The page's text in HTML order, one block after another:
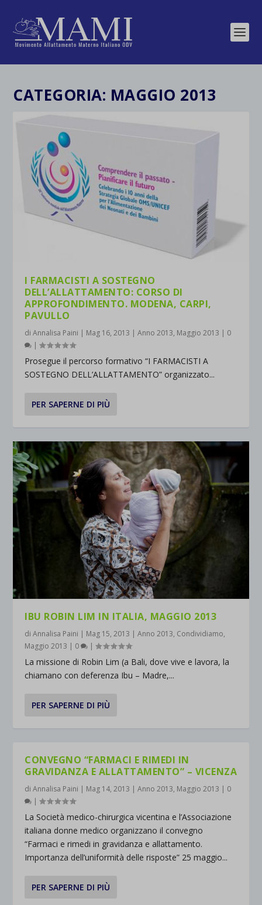
CATEGORIA: MAGGIO 2013
I FARMACISTI A SOSTEGNO
DELL’ALLATTAMENTO: CORSO DI
APPROFONDIMENTO. MODENA, CARPI,
PAVULLO
diAnnalisa Paini | Mag 16, 2013 |Anno 2013, Maggio 2013 | 0
|
Prosegue il percorso formativo “I FARMACISTI A
SOSTEGNO DELL’ALLATTAMENTO” organizzato...
PER SAPERNE DI PIÙ
IBU ROBIN LIM IN ITALIA, MAGGIO 2013
diAnnalisa Paini | Mag 15, 2013 |Anno 2013, Condividiamo,
Maggio 2013 | 0 |
La missione di Robin Lim (a Bali, dove vive e lavora, la
chiamano con deferenza Ibu – Madre,...
PER SAPERNE DI PIÙ
CONVEGNO “FARMACI E RIMEDI IN
GRAVIDANZA E ALLATTAMENTO” – VICENZA
diAnnalisa Paini | Mag 14, 2013 |Anno 2013, Maggio 2013 | 0
|
La Società medico-chirurgica vicentina e l’Associazione
italiana donne medico organizzano il convegno
“Farmaci e rimedi in gravidanza e allattamento.
Importanza dell’uniformità delle risposte” 25 maggio...
PER SAPERNE DI PIÙ